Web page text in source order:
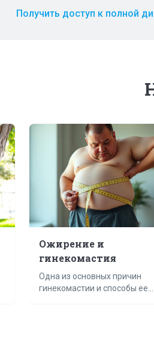
Получить доступ к полной
Ожирение и
гинекомастия
Одна из основных причин
гинекомастии и способы ее